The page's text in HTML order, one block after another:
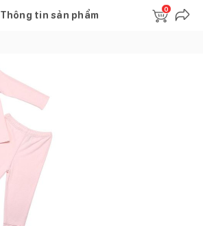
Thông tin sản phẩm
0